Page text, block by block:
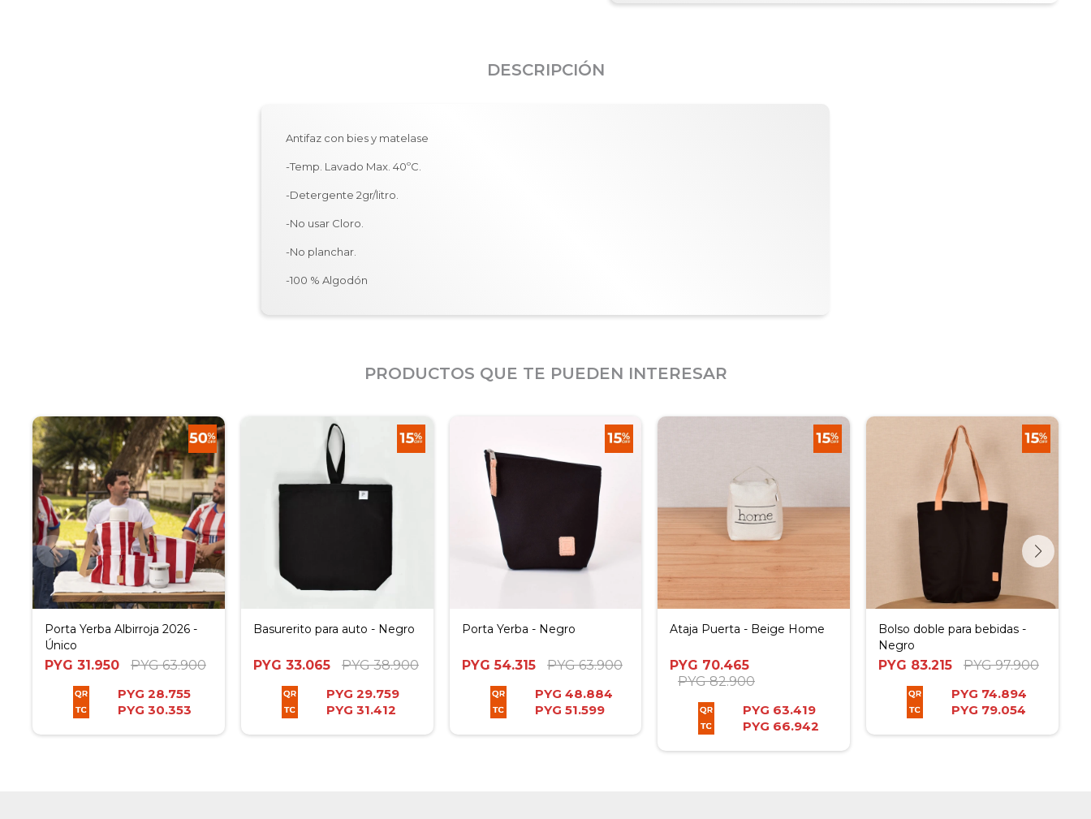
DESCRIPCIÓN
Antifaz con bies y matelase
-Temp. Lavado Max. 40ºC.
-Detergente 2gr/litro.
-No usar Cloro.
-No planchar.
-100 % Algodón
PRODUCTOS QUE TE PUEDEN INTERESAR
Porta Yerba Albirroja 2026 -
Único
PYG 31.950 PYG 63.900
PYG 28.755
PYG 30.353
Basurerito para auto - Negro
PYG 33.065 PYG 38.900
PYG 29.759
PYG 31.412
Porta Yerba - Negro
PYG 54.315 PYG 63.900
PYG 48.884
PYG 51.599
Ataja Puerta - Beige Home
PYG 70.465
PYG 82.900
PYG 63.419
PYG 66.942
Bolso doble para bebidas -
Negro
PYG 83.215 PYG 97.900
PYG 74.894
PYG 79.054